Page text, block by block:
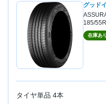
グッド
185/
在庫あり
タイヤ単品 4本